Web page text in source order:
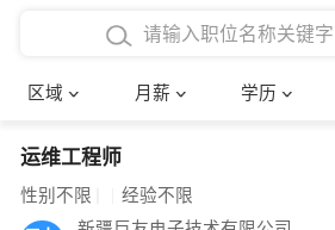
区域 月薪 学历
4000-5000元
8000-12000元
12000-20000元
博士
文员
财务会计
确定
运维工程师
性别不限 经验不限